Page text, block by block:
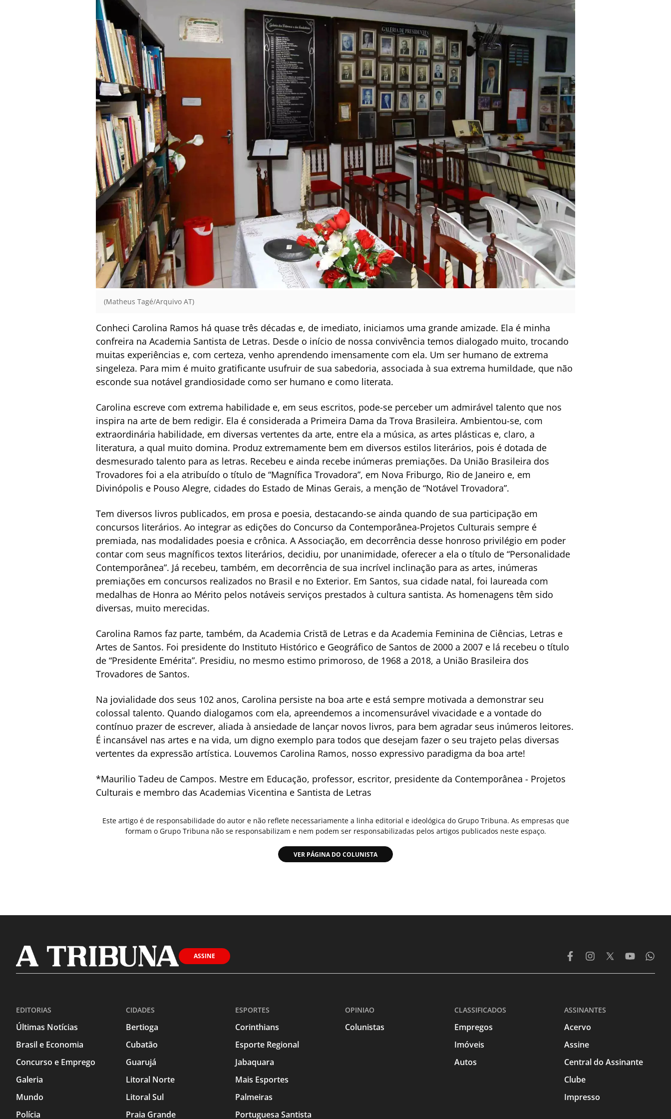
(Matheus Tagé/Arquivo AT)
Conheci Carolina Ramos há quase três décadas e, de imediato, iniciamos uma grande amizade. Ela é minha
confreira na Academia Santista de Letras. Desde o início de nossa convivência temos dialogado muito, trocando
muitas experiências e, com certeza, venho aprendendo imensamente com ela. Um ser humano de extrema
singeleza. Para mim é muito gratificante usufruir de sua sabedoria, associada à sua extrema humildade, que não
esconde sua notável grandiosidade como ser humano e como literata.
Carolina escreve com extrema habilidade e, em seus escritos, pode-se perceber um admirável talento que nos
inspira na arte de bem redigir. Ela é considerada a Primeira Dama da Trova Brasileira. Ambientou-se, com
extraordinária habilidade, em diversas vertentes da arte, entre ela a música, as artes plásticas e, claro, a
literatura, a qual muito domina. Produz extremamente bem em diversos estilos literários, pois é dotada de
desmesurado talento para as letras. Recebeu e ainda recebe inúmeras premiações. Da União Brasileira dos
Trovadores foi a ela atribuído o título de “Magnífica Trovadora”, em Nova Friburgo, Rio de Janeiro e, em
Divinópolis e Pouso Alegre, cidades do Estado de Minas Gerais, a menção de “Notável Trovadora”.
Tem diversos livros publicados, em prosa e poesia, destacando-se ainda quando de sua participação em
concursos literários. Ao integrar as edições do Concurso da Contemporânea-Projetos Culturais sempre é
premiada, nas modalidades poesia e crônica. A Associação, em decorrência desse honroso privilégio em poder
contar com seus magníficos textos literários, decidiu, por unanimidade, oferecer a ela o título de “Personalidade
Contemporânea”. Já recebeu, também, em decorrência de sua incrível inclinação para as artes, inúmeras
premiações em concursos realizados no Brasil e no Exterior. Em Santos, sua cidade natal, foi laureada com
medalhas de Honra ao Mérito pelos notáveis serviços prestados à cultura santista. As homenagens têm sido
diversas, muito merecidas.
Carolina Ramos faz parte, também, da Academia Cristã de Letras e da Academia Feminina de Ciências, Letras e
Artes de Santos. Foi presidente do Instituto Histórico e Geográfico de Santos de 2000 a 2007 e lá recebeu o título
de “Presidente Emérita”. Presidiu, no mesmo estimo primoroso, de 1968 a 2018, a União Brasileira dos
Trovadores de Santos.
Na jovialidade dos seus 102 anos, Carolina persiste na boa arte e está sempre motivada a demonstrar seu
colossal talento. Quando dialogamos com ela, apreendemos a incomensurável vivacidade e a vontade do
contínuo prazer de escrever, aliada à ansiedade de lançar novos livros, para bem agradar seus inúmeros leitores.
É incansável nas artes e na vida, um digno exemplo para todos que desejam fazer o seu trajeto pelas diversas
vertentes da expressão artística. Louvemos Carolina Ramos, nosso expressivo paradigma da boa arte!
*Maurilio Tadeu de Campos. Mestre em Educação, professor, escritor, presidente da Contemporânea - Projetos
Culturais e membro das Academias Vicentina e Santista de Letras
Este artigo é de responsabilidade do autor e não reflete necessariamente a linha editorial e ideológica do Grupo Tribuna. As empresas que
formam o Grupo Tribuna não se responsabilizam e nem podem ser responsabilizadas pelos artigos publicados neste espaço.
VER PÁGINA DO COLUNISTA
ASSINE
EDITORIAS
Últimas Notícias
Brasil e Economia
Concurso e Emprego
Galeria
Mundo
Polícia
CIDADES
Bertioga
Cubatão
Guarujá
Litoral Norte
Litoral Sul
Praia Grande
ESPORTES
Corinthians
Esporte Regional
Jabaquara
Mais Esportes
Palmeiras
Portuguesa Santista
OPINIAO
Colunistas
CLASSIFICADOS
Empregos
Imóveis
Autos
ASSINANTES
Acervo
Assine
Central do Assinante
Clube
Impresso